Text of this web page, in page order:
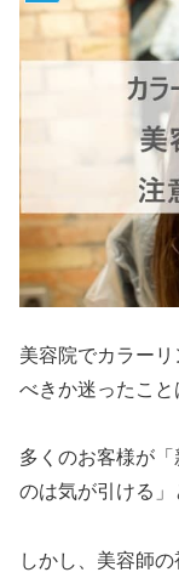
美容院でカラー
べきか迷ったこと
多くのお客様が
のは気が引ける」
しかし、美容師